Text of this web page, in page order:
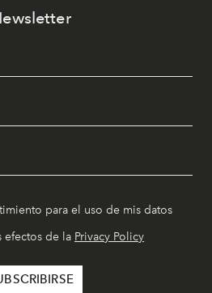
para el uso de mis datos
efectos de la Privacy Policy